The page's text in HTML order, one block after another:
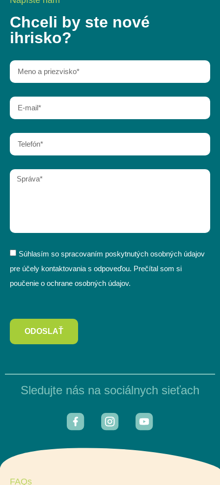
Chceli by ste nové
ihrisko?
Súhlasím so spracovaním poskytnutých osobných údajov
pre účely kontaktovania s odpoveďou. Prečítal som si
poučenie o ochrane osobných údajov.
ODOSLAŤ
Sledujte nás na sociálnych sieťach
FAQs